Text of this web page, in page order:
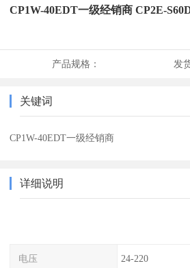
CP1W-40EDT一级经销商 CP2E-
产品规格： 发
关键词
CP1W-40EDT一级经销商
详细说明
电压 24-220